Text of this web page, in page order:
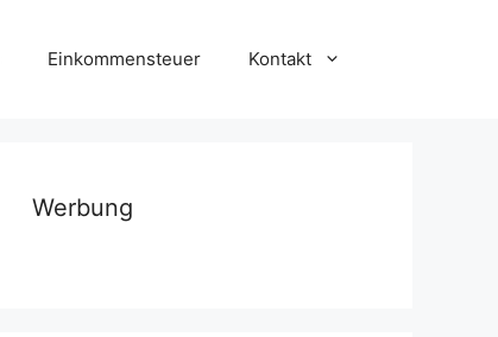
Einkommensteuer Kontakt
Werbung